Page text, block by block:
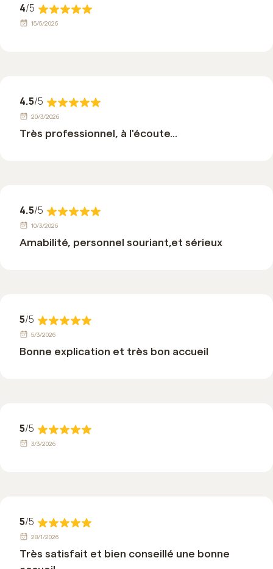
4/5
15/5/2026
4.5/5
20/3/2026
Très professionnel, à l'écoute...
4.5/5
10/3/2026
Amabilité, personnel souriant,et sérieux
5/5
5/3/2026
Bonne explication et très bon accueil
5/5
3/3/2026
5/5
28/1/2026
Très satisfait et bien conseillé une bonne